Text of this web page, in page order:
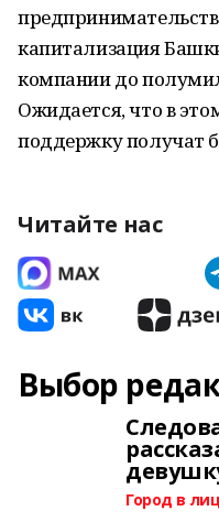
капитализация
компании до
Ожидается, что в
поддержку получат
Читайте нас
Выбор
Город в